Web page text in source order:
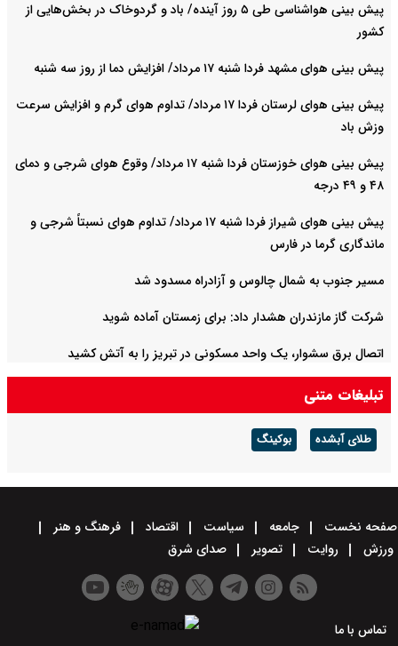
پیش بینی هواشناسی طی ۵ روز آینده/ باد و گردوخاک در بخش‌هایی از
کشور
پیش بینی هوای مشهد فردا شنبه ۱۷ مرداد/ افزایش دما از روز سه شنبه
پیش بینی هوای لرستان فردا ۱۷ مرداد/ تداوم هوای گرم و افزایش سرعت
وزش باد
پیش بینی هوای خوزستان فردا شنبه ۱۷ مرداد/ وقوع هوای شرجی و دمای
۴۸ و ۴۹ درجه
پیش بینی هوای شیراز فردا شنبه ۱۷ مرداد/ تداوم هوای نسبتاً شرجی و
ماندگاری گرما در فارس
مسیر جنوب به شمال چالوس و آزادراه مسدود شد
شرکت گاز مازندران هشدار داد: برای زمستان آماده شوید
اتصال برق سشوار، یک واحد مسکونی در تبریز را به آتش کشید
تبلیغات متنی
طلای آبشده بوکینگ
صفحه نخست جامعه سیاست اقتصاد
فرهنگ و هنر
ورزش
روایت تصویر صدای شرق
تماس با ما